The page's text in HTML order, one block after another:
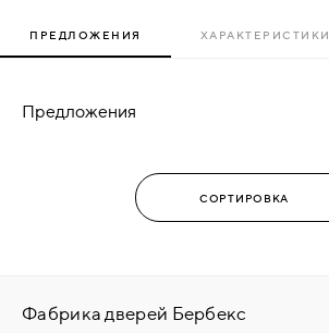
ПРЕДЛОЖЕНИЯ ХАРАКТЕРИСТИКИ
Предложения
Фабрика дверей Бербекс